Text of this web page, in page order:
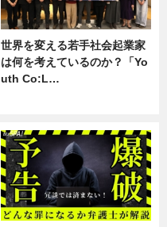
世界を変える若手社会起業家
は何を考えているのか？「Yo
uth Co:L…